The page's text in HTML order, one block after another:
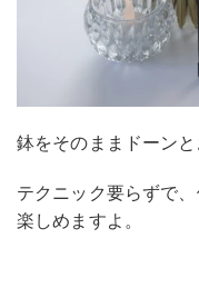
鉢をそのままドーン
テクニック要らずで
楽しめますよ。